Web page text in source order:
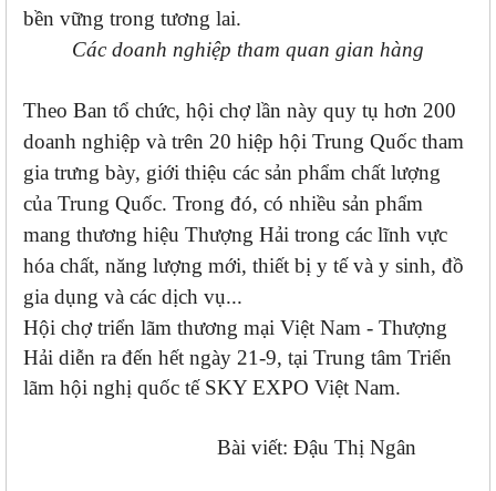
bền vững trong tương lai.
Các doanh nghiệp tham quan gian hàng
Theo Ban tổ chức, hội chợ lần này quy tụ hơn 200
doanh nghiệp và trên 20 hiệp hội Trung Quốc tham
gia trưng bày, giới thiệu các sản phẩm chất lượng
của Trung Quốc. Trong đó, có nhiều sản phẩm
mang thương hiệu Thượng Hải trong các lĩnh vực
hóa chất, năng lượng mới, thiết bị y tế và y sinh, đồ
gia dụng và các dịch vụ...
Hội chợ triển lãm thương mại Việt Nam - Thượng
Hải diễn ra đến hết ngày 21-9, tại Trung tâm Triển
lãm hội nghị quốc tế SKY EXPO Việt Nam.
Bài viết: Đậu Thị Ngân